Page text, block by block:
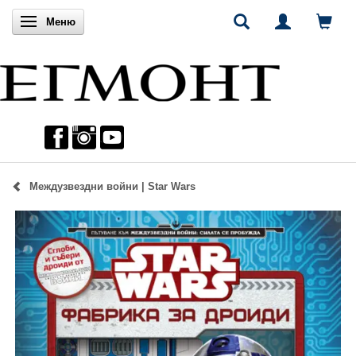
Включи навигацията
Меню
Междузвездни войни | Star Wars